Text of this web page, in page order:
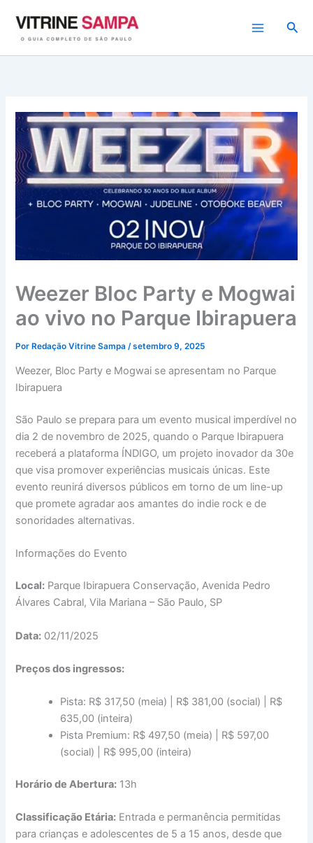
para
conteúdo
Weezer Bloc Party e Mogwai
ao vivo no Parque Ibirapuera
PorRedação Vitrine Sampa /setembro 9, 2025
Weezer, Bloc Party e Mogwai se apresentam no Parque
Ibirapuera
São Paulo se prepara para um evento musical imperdível no
dia 2 de novembro de 2025, quando o Parque Ibirapuera
receberá a plataforma ÍNDIGO, um projeto inovador da 30e
que visa promover experiências musicais únicas. Este
evento reunirá diversos públicos em torno de um line-up
que promete agradar aos amantes do indie rock e de
sonoridades alternativas.
Informações do Evento
Local: Parque Ibirapuera Conservação, Avenida Pedro
Álvares Cabral, Vila Mariana – São Paulo, SP
Data: 02/11/2025
Preços dos ingressos:
Pista: R$ 317,50 (meia) | R$ 381,00 (social) | R$
635,00 (inteira)
Pista Premium: R$ 497,50 (meia) | R$ 597,00
(social) | R$ 995,00 (inteira)
Horário de Abertura: 13h
Classificação Etária: Entrada e permanência permitidas
para crianças e adolescentes de 5 a 15 anos, desde que